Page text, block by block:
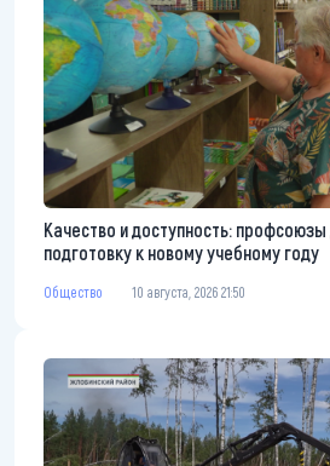
Качество и доступность:
подготовку к новому учебному году
Общество 10 августа, 2026 21:50